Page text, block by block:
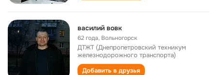
василий вовк
62 года, Вольногорск
ДТЖТ (Днепропетровский техникум
железнодорожного транспорта)
Добавить в друзья